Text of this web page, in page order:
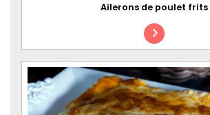
Ailerons de poulet frits